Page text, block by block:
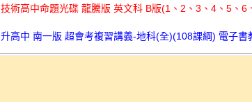
術高中命題光碟 龍騰版 英文科 B版(1、2、3、4、5、6
高中 南一版 超會考複習講義-地科(全)(108課綱) 電子書